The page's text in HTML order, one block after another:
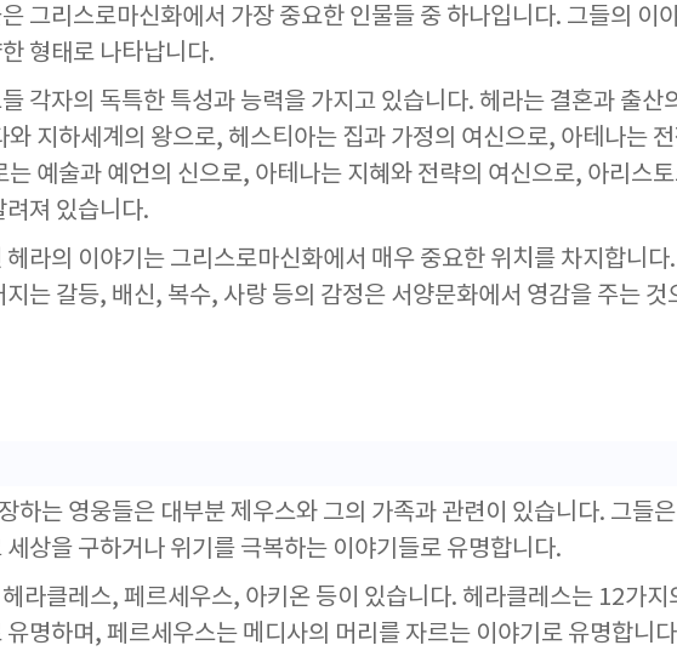
그리스로마신화에서 가장 중요한 인물들 중 하나입니다. 그들의 이
형태로 나타납니다.
각자의 독특한 특성과 능력을 가지고 있습니다. 헤라는 결혼과 출산
지하세계의 왕으로, 헤스티아는 집과 가정의 여신으로, 아테나는 전
예술과 예언의 신으로, 아테나는 지혜와 전략의 여신으로, 아리스토
져 있습니다.
라의 이야기는 그리스로마신화에서 매우 중요한 위치를 차지합니다
는 갈등, 배신, 복수, 사랑 등의 감정은 서양문화에서 영감을 주는 것
하는 영웅들은 대부분 제우스와 그의 가족과 관련이 있습니다. 그들
상을 구하거나 위기를 극복하는 이야기들로 유명합니다.
라클레스, 페르세우스, 아키온 등이 있습니다. 헤라클레스는 12가지
명하며, 페르세우스는 메디사의 머리를 자르는 이야기로 유명합니